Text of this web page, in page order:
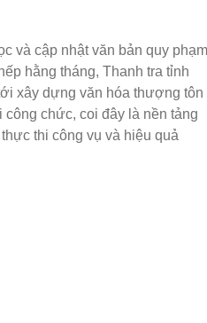
và cập nhật văn bản quy phạm
hằng tháng, Thanh tra tỉnh
xây dựng văn hóa thượng tôn
công chức, coi đây là nền tảng
thi công vụ và hiệu quả